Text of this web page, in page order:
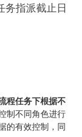
务指派截止日
程任务下根据不
制不同角色进行
的有效控制，同